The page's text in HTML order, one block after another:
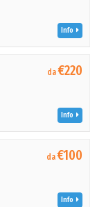
Info
da€220
Info
da€100
Info